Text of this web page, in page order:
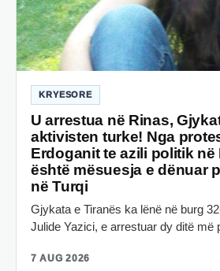
KRYESORE
U arrestua në Rinas,
aktivisten turke! Nga
Erdoganit te azili politik në
është mësuesja e dënuar
në Turqi
Gjykata e Tiranës ka lënë në burg
Julide Yazici, e arrestuar dy ditë më
7 AUG 2026